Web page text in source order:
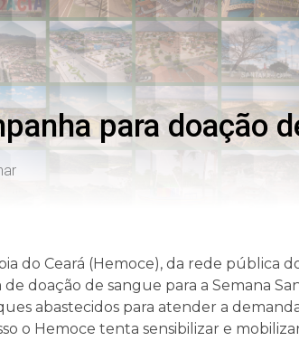
para doação
do Ceará (Hemoce), da rede pública
doação de sangue para a Semana
abastecidos para atender a
o Hemoce tenta sensibilizar e